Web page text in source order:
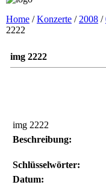
Home /Konzerte / 2008 /
2222
img 2222
img 2222
Beschreibung:
Schlüsselwörter:
Datum: